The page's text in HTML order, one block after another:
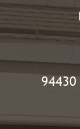
94430